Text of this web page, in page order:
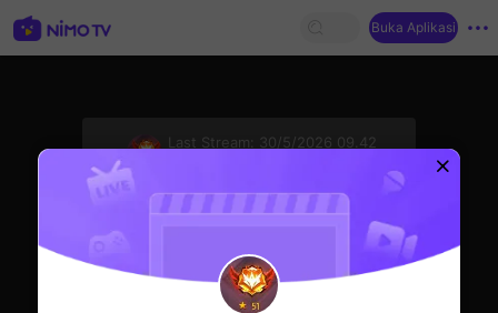
Buka Aplikasi
Last Stream:
30/5/2026 09.42